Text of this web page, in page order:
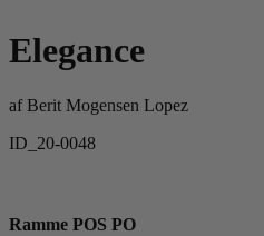
Elegance
afBerit Mogensen Lopez
ID_20-0048
Ramme POS PO